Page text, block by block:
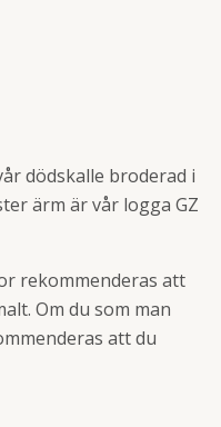
dödskalle broderad i
ärm är vår logga GZ
rekommenderas att
Om du som man
att du